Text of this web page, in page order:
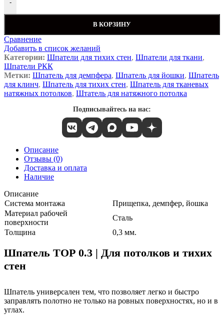
-
В КОРЗИНУ
Сравнение
Добавить в список желаний
Категории: Шпатели для тихих стен, Шпатели для ткани,
Шпатели РКК
Метки: Шпатель для демпфера, Шпатель для йошки, Шпатель
для клинч, Шпатель для тихих стен, Шпатель для тканевых
натяжных потолков, Штатель для натяжного потолка
Подписывайтесь на нас:
Описание
Отзывы (0)
Доставка и оплата
Наличие
Описание
Система монтажа
Прищепка, демпфер, йошка
Материал рабочей
поверхности
Сталь
Толщина
0,3 мм.
Шпатель ТОР 0.3 | Для потолков и тихих
стен
Шпатель универсален тем, что позволяет легко и быстро
заправлять полотно не только на ровных поверхностях, но и в
углах.